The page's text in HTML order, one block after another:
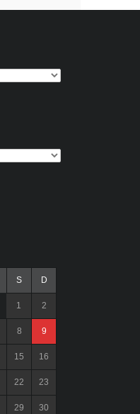
S D
1 2
8 9
15 16
22 23
29 30